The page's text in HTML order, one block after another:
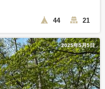
44 21
2025年5月5日